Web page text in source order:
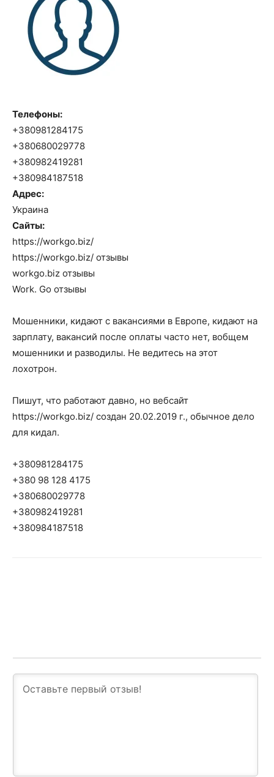
Телефоны:
+380981284175
+380680029778
+380982419281
+380984187518
Адрес:
Украина
Сайты:
https://workgo.biz/
https://workgo.biz/ отзывы
workgo.biz отзывы
Work. Go отзывы
Мошенники, кидают с вакансиями в Европе, кидают на
зарплату, вакансий после оплаты часто нет, вобщем
мошенники и разводилы. Не ведитесь на этот
лохотрон.
Пишут, что работают давно, но вебсайт
https://workgo.biz/ создан 20.02.2019 г., обычное дело
для кидал.
+380981284175
+380 98 128 4175
+380680029778
+380982419281
+380984187518